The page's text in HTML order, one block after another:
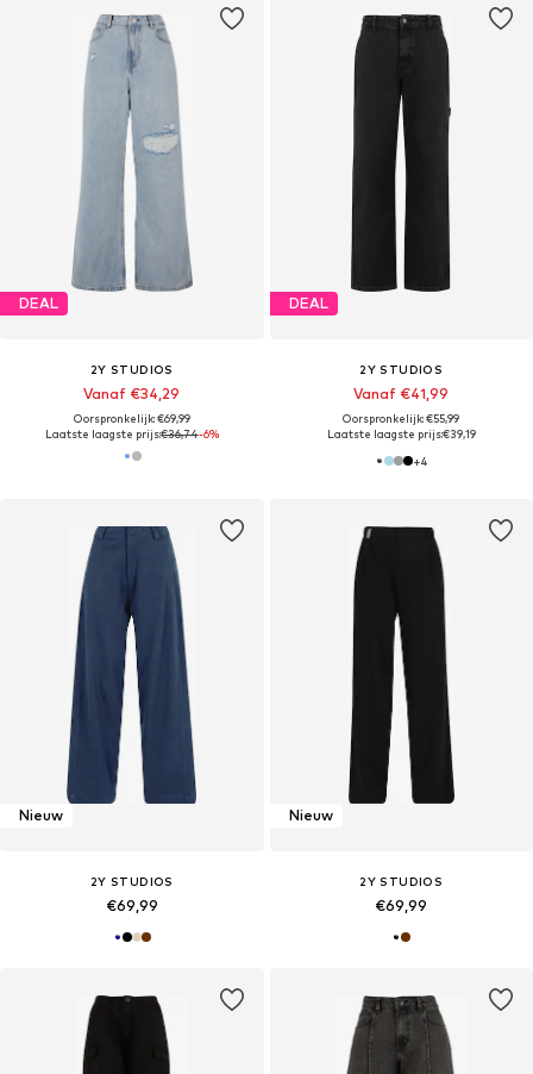
DEAL
2Y STUDIOS
Vanaf €34,29
Oorspronkelijk: €69,99
Laatste laagste prijs:€36,74-6%
DEAL
2Y STUDIOS
Vanaf €41,99
Oorspronkelijk: €55,99
Laatste laagste prijs:€39,19
+4
Nieuw
2Y STUDIOS
€69,99
Nieuw
2Y STUDIOS
€69,99